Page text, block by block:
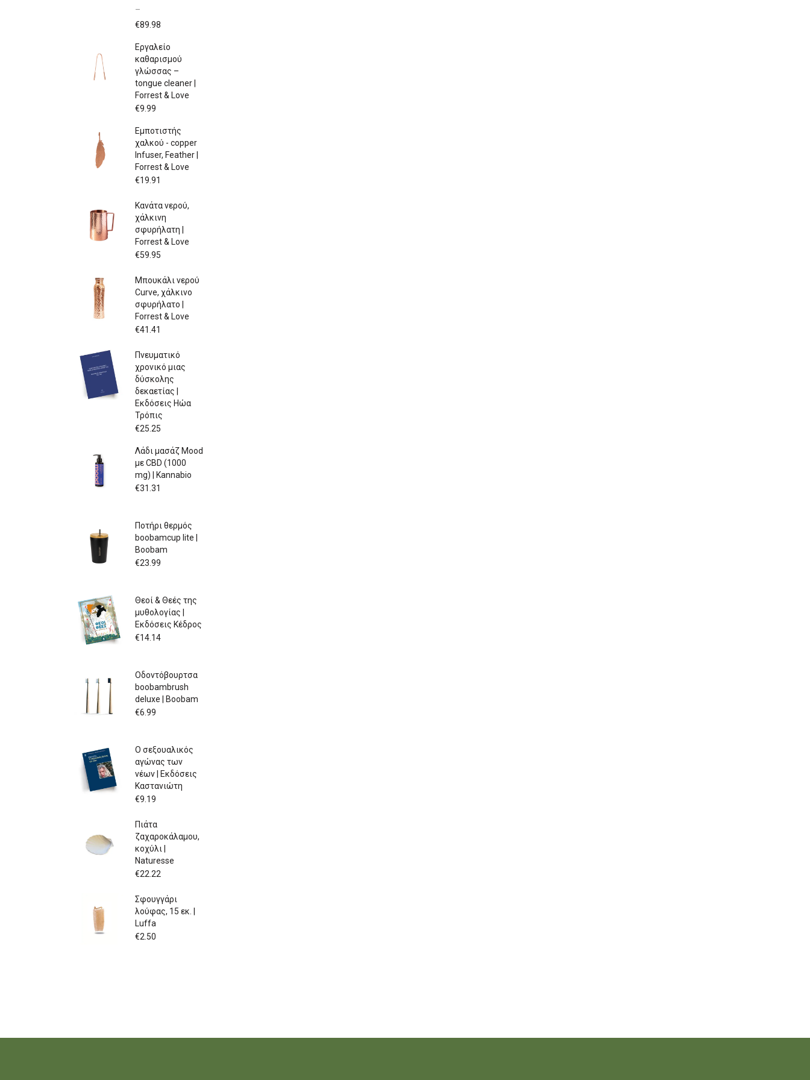
–
€89.98
Εργαλείο
καθαρισμού
γλώσσας –
tongue cleaner |
Forrest & Love
€9.99
Εμποτιστής
χαλκού - copper
Infuser, Feather |
Forrest & Love
€19.91
Κανάτα νερού,
χάλκινη
σφυρήλατη |
Forrest & Love
€59.95
Μπουκάλι νερού
Curve, χάλκινο
σφυρήλατο |
Forrest & Love
€41.41
Πνευματικό
χρονικό μιας
δύσκολης
δεκαετίας |
Εκδόσεις Ηώα
Τρόπις
€25.25
Λάδι μασάζ Mood
με CBD (1000
mg) | Kannabio
€31.31
Ποτήρι θερμός
boobamcup lite |
Boobam
€23.99
Θεοί & Θεές της
μυθολογίας |
Εκδόσεις Κέδρος
€14.14
Οδοντόβουρτσα
boobambrush
deluxe | Boobam
€6.99
Ο σεξουαλικός
αγώνας των
νέων | Εκδόσεις
Καστανιώτη
€9.19
Πιάτα
ζαχαροκάλαμου,
κοχύλι |
Naturesse
€22.22
Σφουγγάρι
λούφας, 15 εκ. |
Luffa
€2.50